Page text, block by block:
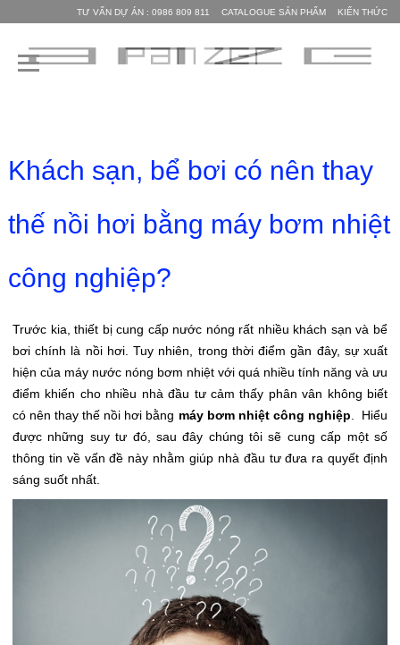
TƯ VẤN DỰ ÁN : 0986 809 811 CATALOGUE SẢN PHẨM KIẾN THỨC
Khách sạn, bể bơi có nên thay
thế nồi hơi bằng máy bơm nhiệt
công nghiệp?
Trước kia, thiết bị cung cấp nước nóng rất nhiều khách sạn và bể
bơi chính là nồi hơi. Tuy nhiên, trong thời điểm gần đây, sự xuất
hiện của máy nước nóng bơm nhiệt với quá nhiều tính năng và ưu
điểm khiến cho nhiều nhà đầu tư cảm thấy phân vân không biết
có nên thay thế nồi hơi bằng máy bơm nhiệt công nghiệp . Hiểu
được những suy tư đó, sau đây chúng tôi sẽ cung cấp một số
thông tin về vấn đề này nhằm giúp nhà đầu tư đưa ra quyết định
sáng suốt nhất.